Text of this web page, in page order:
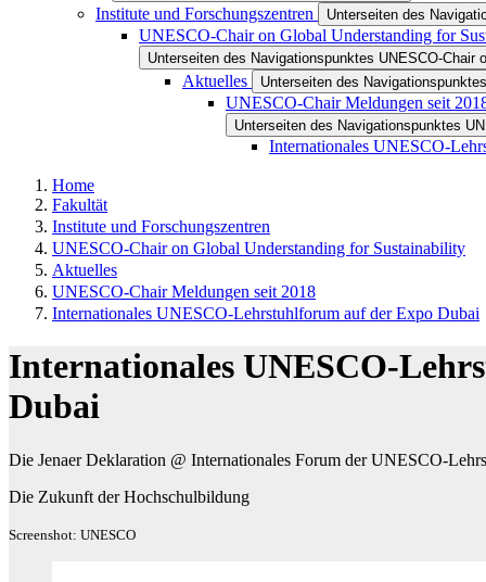
Institute und Forschungszentren Unterseiten des
UNESCO-Chair on Global Understanding for
Unterseiten des Navigationspunktes UNESCO-Chair
Aktuelles Unterseiten des
UNESCO-Chair Meldungen seit
Unterseiten des Navigationspunktes
Internationales UNESCO-
Home
Fakultät
Institute und Forschungszentren
UNESCO-Chair on Global Understanding for Sustainability
Aktuelles
UNESCO-Chair Meldungen seit 2018
Internationales UNESCO-Lehrstuhlforum auf der Expo Dubai
Internationales UNESCO-
Dubai
Die Jenaer Deklaration @ Internationales Forum der UNESCO-
Die Zukunft der Hochschulbildung
Screenshot: UNESCO